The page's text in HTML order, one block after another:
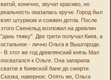
ватой, конечно, звучат красиво, но
реальность оказалась круче. Город был
взят штурмом и сожжен дотла. После
этого Свенельд возложил на древлян
"дань тяжку". Две трети получал Киев, а
остальное - лично Ольга в Вышгороде.
- В этот же год древлянский князь Мал
посватался к Ольге. Она запарила
сватов в Киевской бане до смерти.
Сказка, наверное. Опять же, Ольга